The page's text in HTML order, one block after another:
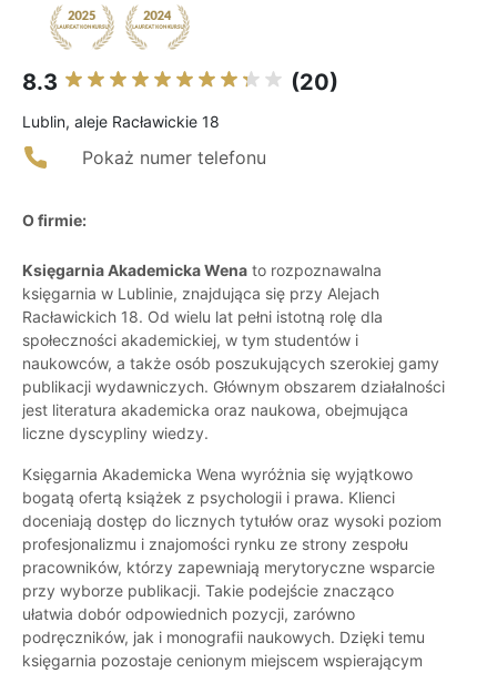
8.3 (20)
Lublin, aleje Racławickie 18
Pokaż numer telefonu
O firmie:
Księgarnia Akademicka Wena to rozpoznawalna
księgarnia w Lublinie, znajdująca się przy Alejach
Racławickich 18. Od wielu lat pełni istotną rolę dla
społeczności akademickiej, w tym studentów i
naukowców, a także osób poszukujących szerokiej gamy
publikacji wydawniczych. Głównym obszarem działalności
jest literatura akademicka oraz naukowa, obejmująca
liczne dyscypliny wiedzy.
Księgarnia Akademicka Wena wyróżnia się wyjątkowo
bogatą ofertą książek z psychologii i prawa. Klienci
doceniają dostęp do licznych tytułów oraz wysoki poziom
profesjonalizmu i znajomości rynku ze strony zespołu
pracowników, którzy zapewniają merytoryczne wsparcie
przy wyborze publikacji. Takie podejście znacząco
ułatwia dobór odpowiednich pozycji, zarówno
podręczników, jak i monografii naukowych. Dzięki temu
księgarnia pozostaje cenionym miejscem wspierającym